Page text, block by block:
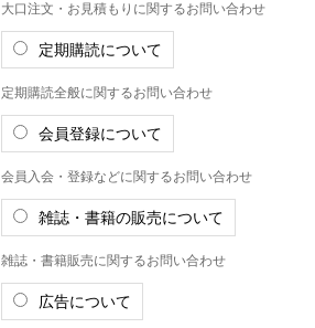
大口注文・お見積もりに関するお問い合わせ
定期購読について
定期購読全般に関するお問い合わせ
会員登録について
会員入会・登録などに関するお問い合わせ
雑誌・書籍の販売について
雑誌・書籍販売に関するお問い合わせ
広告について